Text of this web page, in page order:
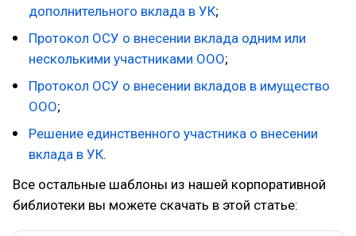
дополнительного вклада в УК;
Протокол ОСУ о внесении вклада одним или
несколькими участниками ООО;
Протокол ОСУ о внесении вкладов в имущество
ООО;
Решение единственного участника о внесении
вклада в УК.
Все остальные шаблоны из нашей корпоративной
библиотеки вы можете скачать в этой статье: